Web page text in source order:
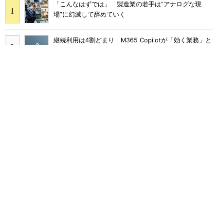
「こんなはずでは」 製造業の若手は“アナログな現
場”に幻滅して辞めていく
継続利用は4割どまり M365 Copilotが「効く業務」と